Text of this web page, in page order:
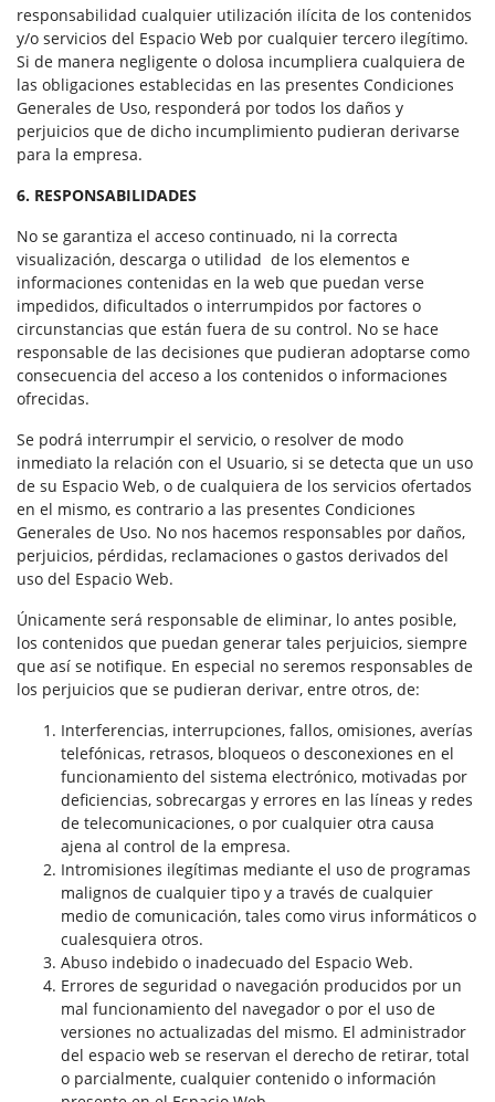
responsabilidad cualquier utilización ilícita de los contenidos
y/o servicios del Espacio Web por cualquier tercero ilegítimo.
Si de manera negligente o dolosa incumpliera cualquiera de
las obligaciones establecidas en las presentes Condiciones
Generales de Uso, responderá por todos los daños y
perjuicios que de dicho incumplimiento pudieran derivarse
para la empresa.
6. RESPONSABILIDADES
No se garantiza el acceso continuado, ni la correcta
visualización, descarga o utilidad de los elementos e
informaciones contenidas en la web que puedan verse
impedidos, dificultados o interrumpidos por factores o
circunstancias que están fuera de su control. No se hace
responsable de las decisiones que pudieran adoptarse como
consecuencia del acceso a los contenidos o informaciones
ofrecidas.
Se podrá interrumpir el servicio, o resolver de modo
inmediato la relación con el Usuario, si se detecta que un uso
de su Espacio Web, o de cualquiera de los servicios ofertados
en el mismo, es contrario a las presentes Condiciones
Generales de Uso. No nos hacemos responsables por daños,
perjuicios, pérdidas, reclamaciones o gastos derivados del
uso del Espacio Web.
Únicamente será responsable de eliminar, lo antes posible,
los contenidos que puedan generar tales perjuicios, siempre
que así se notifique. En especial no seremos responsables de
los perjuicios que se pudieran derivar, entre otros, de:
Interferencias, interrupciones, fallos, omisiones, averías
telefónicas, retrasos, bloqueos o desconexiones en el
funcionamiento del sistema electrónico, motivadas por
deficiencias, sobrecargas y errores en las líneas y redes
de telecomunicaciones, o por cualquier otra causa
ajena al control de la empresa.
Intromisiones ilegítimas mediante el uso de programas
malignos de cualquier tipo y a través de cualquier
medio de comunicación, tales como virus informáticos o
cualesquiera otros.
Abuso indebido o inadecuado del Espacio Web.
Errores de seguridad o navegación producidos por un
mal funcionamiento del navegador o por el uso de
versiones no actualizadas del mismo. El administrador
del espacio web se reservan el derecho de retirar, total
o parcialmente, cualquier contenido o información